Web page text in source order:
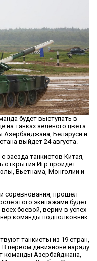
будет выступать в
на танках зеленого цвета.
Азербайджана, Беларуси и
выйдет 24 августа.
заезда танкистов Китая,
открытия Игр пройдет
Вьетнама, Монголии и
соревнования, прошел
этого экипажами будет
боевой, верим в успех
команды подполковник
танкисты из 19 стран,
первом дивизионе наряду
команды Азербайджана,